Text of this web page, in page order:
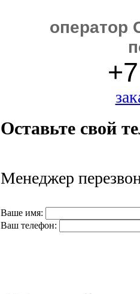
оператор
Оставьте свой
Менеджер
Ваше имя:
Ваш телефон: